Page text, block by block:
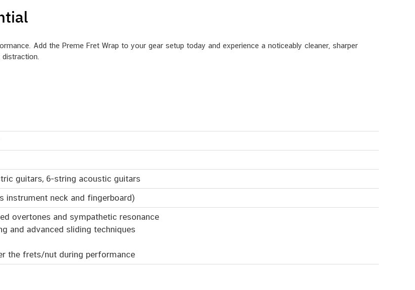
Add the Preme Fret Wrap to your gear setup today and experience a noticeably cleaner, sharper
guitars, 6-string acoustic guitars
instrument neck and fingerboard)
overtones and sympathetic resonance
and advanced sliding techniques
the frets/nut during performance